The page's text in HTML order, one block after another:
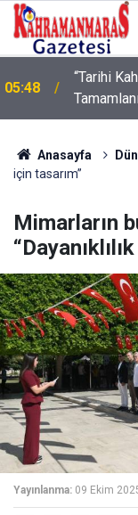
05:42 TDV
Anasayfa
için tasarım”
Mimarların
Yayınlanma: 09 Ekim